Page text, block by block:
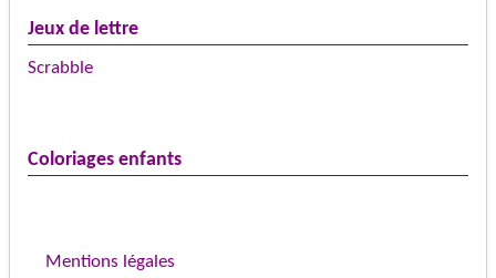
Jeux de lettre
Scrabble
Coloriages enfants
Mentions légales